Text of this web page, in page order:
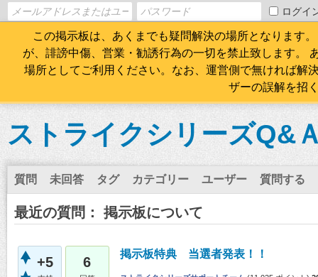
ログイ
この掲示板は、あくまでも疑問解決の場所となります
が、誹謗中傷、営業・勧誘行為の一切を禁止致します。
場所としてご利用ください。なお、運営側で無ければ解
ザーの誤解を招
ストライクシリーズQ&
質問 未回答 タグ カテゴリー ユーザー 質問する
最近の質問： 掲示板について
+5 6
掲示板特典 当選者発表！！